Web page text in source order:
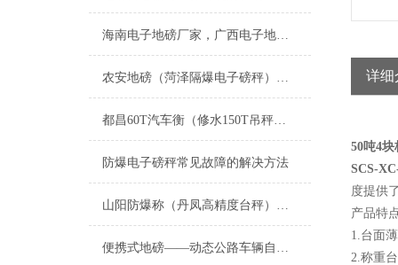
海南电子地磅厂家，广西电子地磅厂家；四川电子地磅厂家；湖北电子地磅厂家；重庆电子地磅厂家
农安地磅（菏泽隔爆电子磅秤）高唐防爆钢瓶称）茌平200吨汽车衡维修
都昌60T汽车衡（修水150T吊秤（宣桥汽车磅秤）柴桑100吨地磅维修
防爆电子磅秤常见故障的解决方法
山阳防爆称（丹凤高精度台秤）西夏防腐蚀地磅）隆德隔爆衡器维修
便携式地磅——动态公路车辆自动衡器
详细
50吨4
SCS-
度提供
产品特
1.台面
2.称重